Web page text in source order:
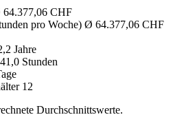
CHF
pro Woche) Ø 64.377,06 CHF
Jahre
41,0 Stunden
12
Durchschnittswerte.